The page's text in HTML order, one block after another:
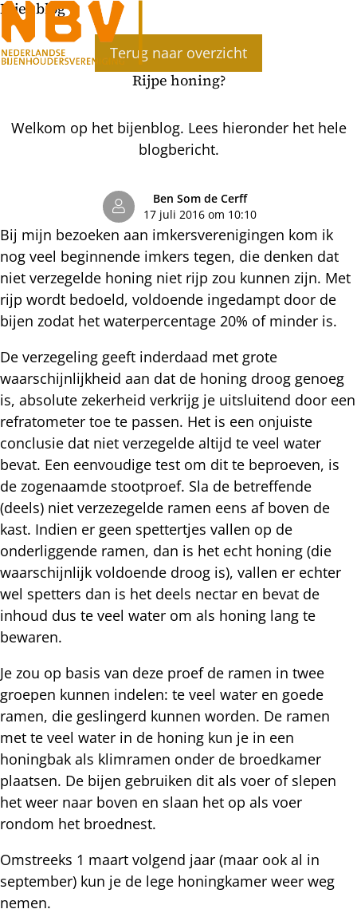
Bijenblog
Terug naar overzicht
Rijpe honing?
Welkom op het bijenblog. Lees hieronder het hele
blogbericht.
Ben Som de Cerff
17 juli 2016 om 10:10
Bij mijn bezoeken aan imkersverenigingen kom ik
nog veel beginnende imkers tegen, die denken dat
niet verzegelde honing niet rijp zou kunnen zijn. Met
rijp wordt bedoeld, voldoende ingedampt door de
bijen zodat het waterpercentage 20% of minder is.
De verzegeling geeft inderdaad met grote
waarschijnlijkheid aan dat de honing droog genoeg
is, absolute zekerheid verkrijg je uitsluitend door een
refratometer toe te passen. Het is een onjuiste
conclusie dat niet verzegelde altijd te veel water
bevat. Een eenvoudige test om dit te beproeven, is
de zogenaamde stootproef. Sla de betreffende
(deels) niet verzezegelde ramen eens af boven de
kast. Indien er geen spettertjes vallen op de
onderliggende ramen, dan is het echt honing (die
waarschijnlijk voldoende droog is), vallen er echter
wel spetters dan is het deels nectar en bevat de
inhoud dus te veel water om als honing lang te
bewaren.
Je zou op basis van deze proef de ramen in twee
groepen kunnen indelen: te veel water en goede
ramen, die geslingerd kunnen worden. De ramen
met te veel water in de honing kun je in een
honingbak als klimramen onder de broedkamer
plaatsen. De bijen gebruiken dit als voer of slepen
het weer naar boven en slaan het op als voer
rondom het broednest.
Omstreeks 1 maart volgend jaar (maar ook al in
september) kun je de lege honingkamer weer weg
nemen.